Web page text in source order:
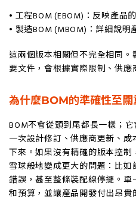
• 工程BOM (EBOM)：反映產品
• 製造BOM (MBOM)：詳細說
這兩個版本相關但不完全相同
要文件，會根據實際限制、供應
為什麼BOM的準確性至關
BOM不會從頭到尾都長一樣；
一次設計修訂、供應商更新、
下來。如果沒有精確的版本控
雪球般地變成更大的問題：比
錯誤，甚至整條裝配線停擺。
和預算，並讓產品開發付出昂貴